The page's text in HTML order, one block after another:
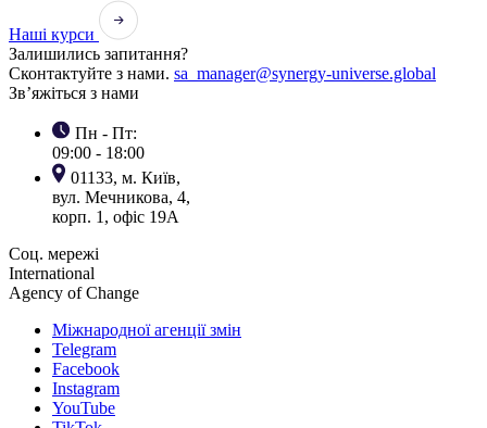
Наші курси
Залишились запитання?
Сконтактуйте з нами. sa_manager@synergy-universe.global
Зв’яжіться з нами
Пн - Пт:
09:00 - 18:00
01133, м. Київ,
вул. Мечникова, 4,
корп. 1, офіс 19А
Соц. мережі
International
Agency of Change
Міжнародної агенції змін
Telegram
Facebook
Instagram
YouTube